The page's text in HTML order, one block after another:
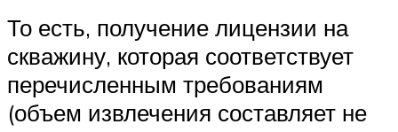
То есть, получение лицензии на
скважину, которая соответствует
перечисленным требованиям
(объем извлечения составляет не